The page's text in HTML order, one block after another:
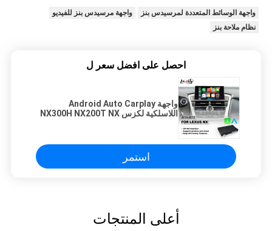
واجهة الوسائط المتعددة لمرسيدس بنز
واجهة مرسيدس بنز للفيديو
نظام ملاحة بنز
احصل على افضل سعر ل
واجهة Android Auto Carplay
اللاسلكية لكزس NX300H NX200T NX
استمر
أعلى المنتجات